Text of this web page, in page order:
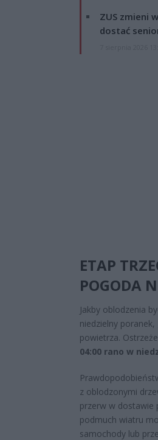
ZUS zmieni
dostać
ETAP
POGODA
Jakby oblodzenia
niedzielny
powietrza.
04:00 rano w
z oblodzonymi
przerw w dostawie
podmuch wiatru
samochody lub